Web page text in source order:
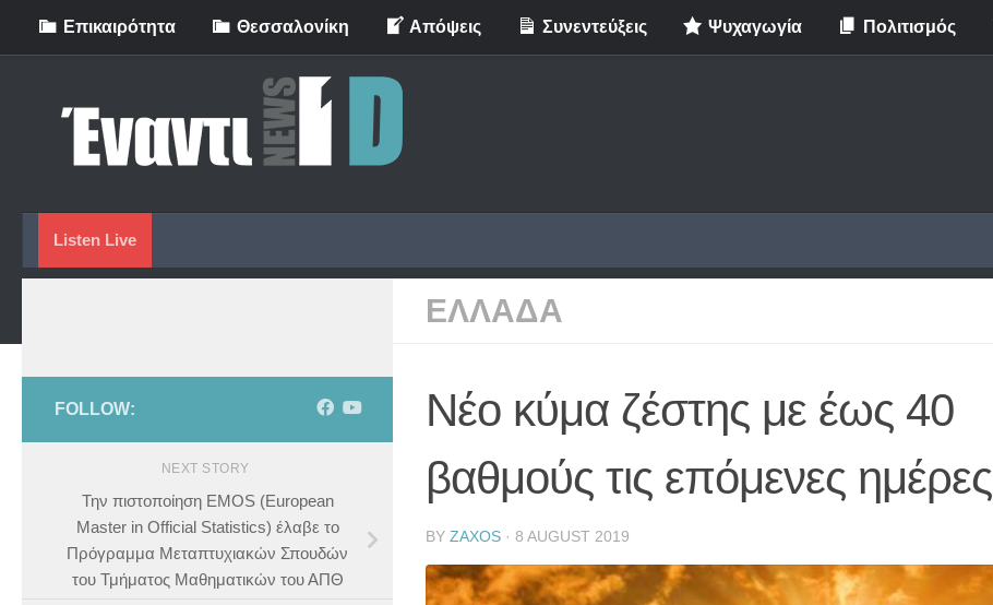
Skip to content
Eπικαιρότητα Θεσσαλονίκη Απόψεις Συνεντεύξεις Ψυχαγωγία Πολιτισμός
Listen Live
ΕΛΛΑΔΑ
Νέο κύμα ζέστης με έως 40
βαθμούς τις επόμενες ημέρες
BY ZAXOS · 8 AUGUST 2019
FOLLOW:
NEXT STORY
Την πιστοποίηση EMOS (European
Master in Official Statistics) έλαβε το
Πρόγραμμα Μεταπτυχιακών Σπουδών
του Τμήματος Μαθηματικών του ΑΠΘ